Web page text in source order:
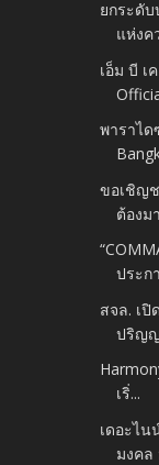
ยกระดั
แห่งค
เอ็ม บี เ
พาราไ
ขอเชิญ
ต้องม
ประก
สจล. เ
ปริญญ
เริ่...
เดอะไ
มงคล